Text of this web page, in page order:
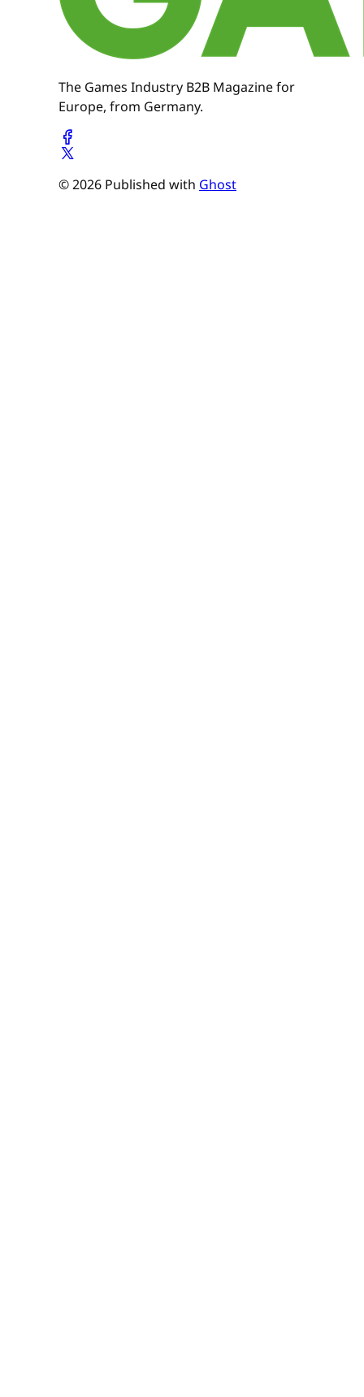
The Games Industry B2B Magazine for
Europe, from Germany.
© 2026 Published with Ghost